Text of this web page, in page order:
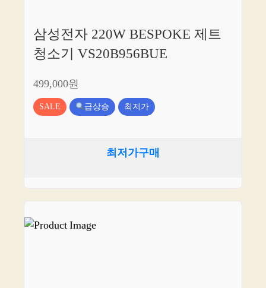
삼성전자 220W BESPOKE 제트
청소기 VS20B956BUE
499,000원
SALE 급상승 최저가
최저가구매